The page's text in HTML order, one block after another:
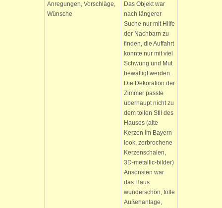
Anregungen, Vorschläge,
Wünsche
Das Objekt war
nach längerer
Suche nur mit Hilfe
der Nachbarn zu
finden, die Auffahrt
konnte nur mit viel
Schwung und Mut
bewältigt werden.
Die Dekoration der
Zimmer passte
überhaupt nicht zu
dem tollen Stil des
Hauses (alte
Kerzen im Bayern-
look, zerbrochene
Kerzenschalen,
3D-metallic-bilder)
Ansonsten war
das Haus
wunderschön, tolle
Außenanlage,